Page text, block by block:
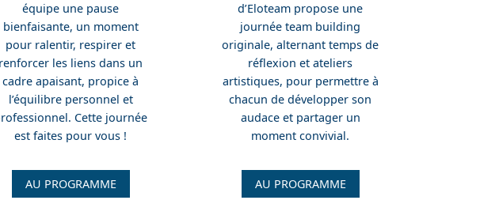
équipe une pause
bienfaisante, un moment
pour ralentir, respirer et
renforcer les liens dans un
cadre apaisant, propice à
l’équilibre personnel et
Cette journée
est faites pour vous !
AU PROGRAMMEJ
o
d’Eloteam propose une
journée team building
originale, alternant temps de
réflexion et ateliers
artistiques, pour permettre à
chacun de développer son
audace et partager un
moment convivial.
AU PROGRAMMEJ
o